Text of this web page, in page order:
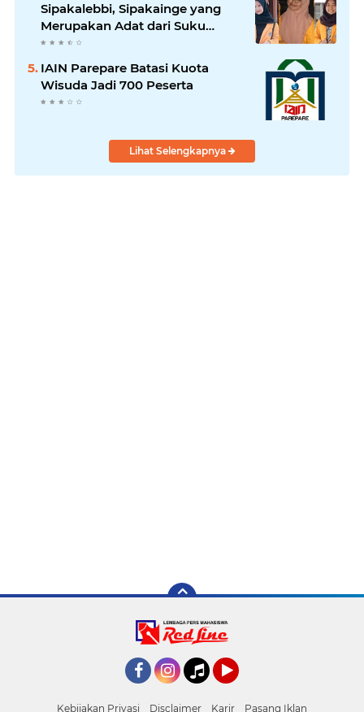
Sipakalebbi, Sipakainge yang
Merupakan Adat dari Suku
Bugis
IAIN Parepare Batasi Kuota
Wisuda Jadi 700 Peserta
Lihat Selengkapnya
Kebijakan Privasi Disclaimer Karir Pasang Iklan